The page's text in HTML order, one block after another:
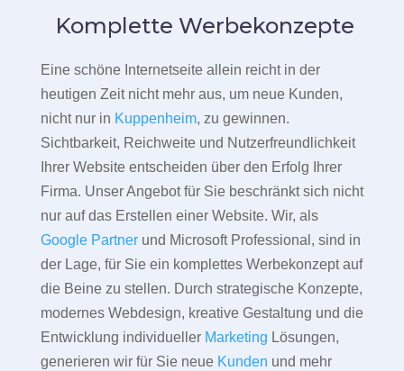
Komplette Werbekonzepte
Eine schöne Internetseite allein reicht in der
heutigen Zeit nicht mehr aus, um neue Kunden,
nicht nur in Kuppenheim, zu gewinnen.
Sichtbarkeit, Reichweite und Nutzerfreundlichkeit
Ihrer Website entscheiden über den Erfolg Ihrer
Firma. Unser Angebot für Sie beschränkt sich nicht
nur auf das Erstellen einer Website. Wir, als
Google Partnerund Microsoft Professional, sind in
der Lage, für Sie ein komplettes Werbekonzept auf
die Beine zu stellen. Durch strategische Konzepte,
modernes Webdesign, kreative Gestaltung und die
Entwicklung individueller Marketing Lösungen,
generieren wir für Sie neue Kunden und mehr